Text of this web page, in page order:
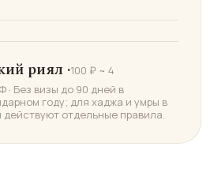
риял ·100 ₽ ~ 4
· Без визы до 90 дней в
году; для хаджа и умры в
действуют отдельные правила.